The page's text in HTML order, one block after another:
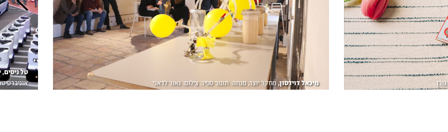
מיכאל דוידסון,מחקר יוצר, מנחה: תומר ספיר. צילום: נאור לדאני
טל ניסים,